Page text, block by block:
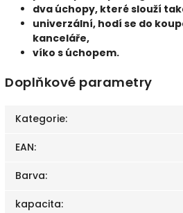
dva úchopy, které slouží
univerzální, hodí se do
kanceláře,
víko s úchopem.
Doplňkové parametry
Kategorie:
EAN:
Barva:
kapacita: